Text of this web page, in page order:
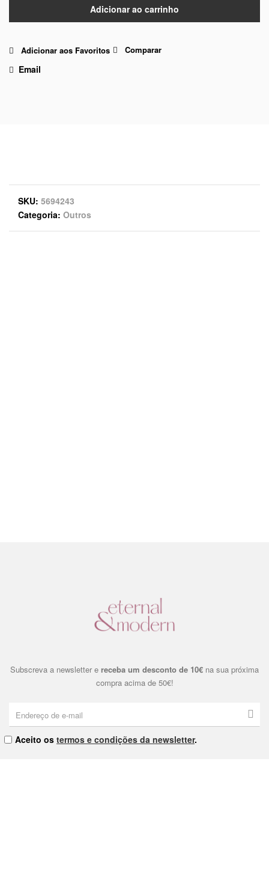
Adicionar ao carrinho
Adicionar aos Favoritos Comparar
Email
SKU 5694243
Categoria Outros
Subscreva a newsletter e receba um desconto de 10€ na sua próxima
compra acima de 50€!
Aceito os termos e condições da newsletter.